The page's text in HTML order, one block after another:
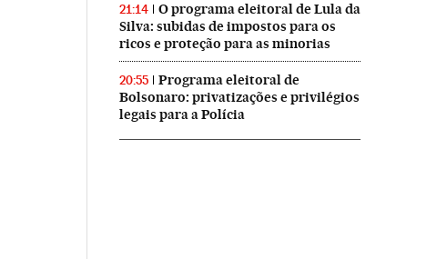
21:14
O programa eleitoral de Lula da
Silva: subidas de impostos para os
ricos e proteção para as minorias
20:55
Programa eleitoral de
Bolsonaro: privatizações e privilégios
legais para a Polícia